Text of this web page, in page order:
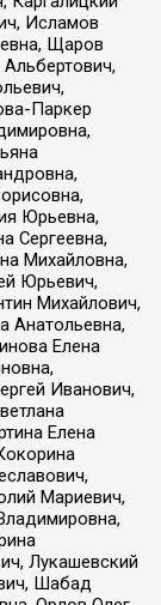
Исламов
Щаров
Паркер
Юрьевна,
Сергеевна,
Михайловна,
Юрьевич,
Михайлович,
Анатольевна,
Елена
Иванович,
Елена
Мариевич,
Лукашевский
Шабад